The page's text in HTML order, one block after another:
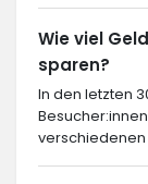
Wie viel
sparen?
In den letzten